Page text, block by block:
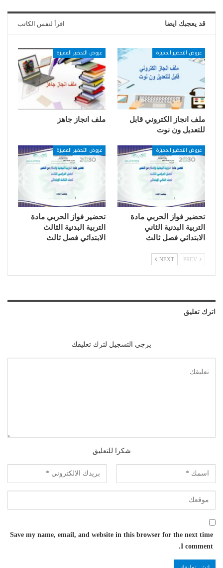
قد يعجبك ايضا اقرأ لنفس الكاتب
عروض التحضير المميزة
ملف انجاز الكتروني قابل
للتعديل ون نوت
عروض التحضير المميزة
ملف انجاز جاهز
عروض التحضير المميزة
تحضير فواز الحربي مادة
التربية البدنية الثاني
الابتدائي فصل ثالث
عروض التحضير المميزة
تحضير فواز الحربي مادة
التربية البدنية الثالث
الابتدائي فصل ثالث
NEXT
اترك تعليق
يرجي التسجيل لترك تعليقك
شكرا للتعليق
Save my name, email, and website in this browser for the next time
I comment.